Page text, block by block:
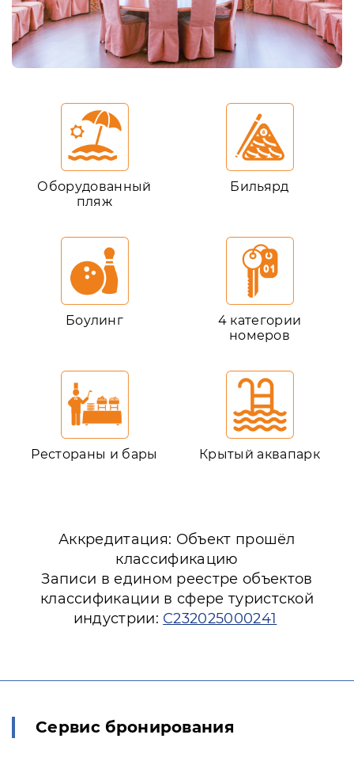
Оборудованный
пляж
Бильярд
Боулинг
4 категории
номеров
Рестораны и бары Крытый аквапарк
Аккредитация: Объект прошёл
классификацию
Записи в едином реестре объектов
классификации в сфере туристской
индустрии: С232025000241
Сервис бронирования